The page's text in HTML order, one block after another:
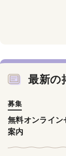
最新の
募集
無料オンライン
案内